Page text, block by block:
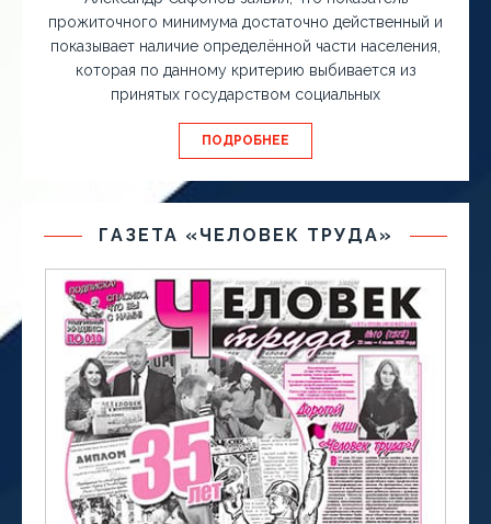
прожиточного минимума достаточно действенный и
показывает наличие определённой части населения,
которая по данному критерию выбивается из
принятых государством социальных
ПОДРОБНЕЕ
ГАЗЕТА «ЧЕЛОВЕК ТРУДА»